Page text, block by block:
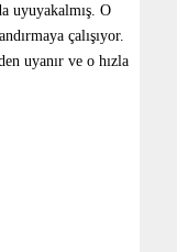
uyuyakalmış. O
çalışıyor.
uyanır ve o hızla